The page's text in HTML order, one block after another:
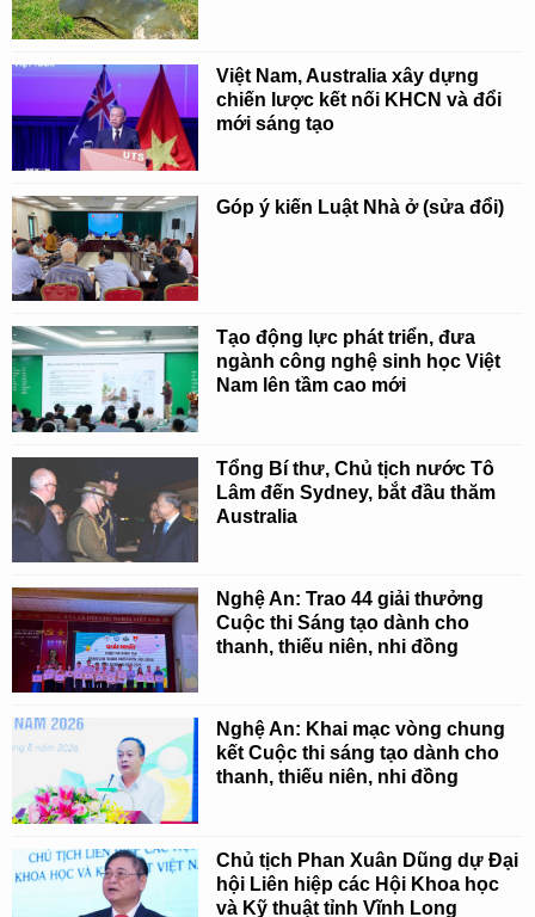
Việt Nam, Australia xây dựng
chiến lược kết nối KHCN và đổi
mới sáng tạo
Góp ý kiến Luật Nhà ở (sửa đổi)
Tạo động lực phát triển, đưa
ngành công nghệ sinh học Việt
Nam lên tầm cao mới
Tổng Bí thư, Chủ tịch nước Tô
Lâm đến Sydney, bắt đầu thăm
Australia
Nghệ An: Trao 44 giải thưởng
Cuộc thi Sáng tạo dành cho
thanh, thiếu niên, nhi đồng
Nghệ An: Khai mạc vòng chung
kết Cuộc thi sáng tạo dành cho
thanh, thiếu niên, nhi đồng
Chủ tịch Phan Xuân Dũng dự Đại
hội Liên hiệp các Hội Khoa học
và Kỹ thuật tỉnh Vĩnh Long